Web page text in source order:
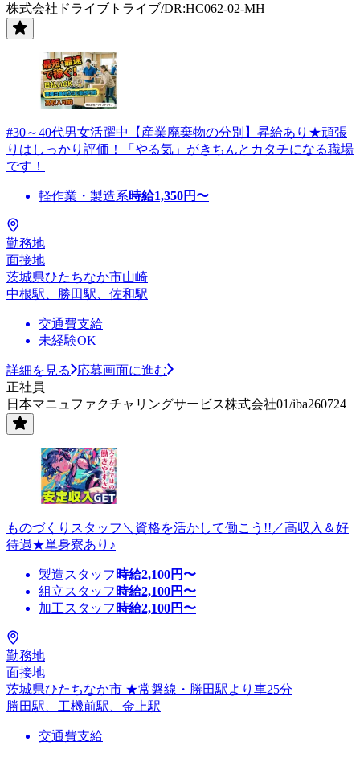
株式会社ドライブトライブ/DR:HC062-02-MH
#30～40代男女活躍中【産業廃棄物の分別】昇給あり★頑張
りはしっかり評価！「やる気」がきちんとカタチになる職場
です！
軽作業・製造系時給1,350円〜
勤務地
面接地
茨城県ひたちなか市山崎
中根駅、勝田駅、佐和駅
交通費支給
未経験OK
詳細を見る
応募画面に進む
正社員
日本マニュファクチャリングサービス株式会社01/iba260724
ものづくりスタッフ＼資格を活かして働こう!!／高収入＆好
待遇★単身寮あり♪
製造スタッフ 時給2,100円〜
組立スタッフ 時給2,100円〜
加工スタッフ 時給2,100円〜
勤務地
面接地
茨城県ひたちなか市 ★常磐線・勝田駅より車25分
勝田駅、工機前駅、金上駅
交通費支給